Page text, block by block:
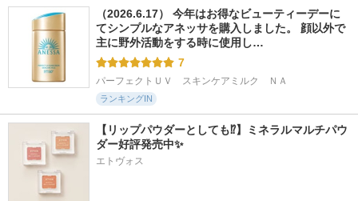
（2026.6.17） 今年はお得なビューティーデーに
てシンプルなアネッサを購入しました。 顔以外で
主に野外活動をする時に使用し…
7
パーフェクトＵＶ　スキンケアミルク　ＮＡ
ランキングIN
【リップパウダーとしても⁉】ミネラルマルチパウ
ダー好評発売中✨
エトヴォス